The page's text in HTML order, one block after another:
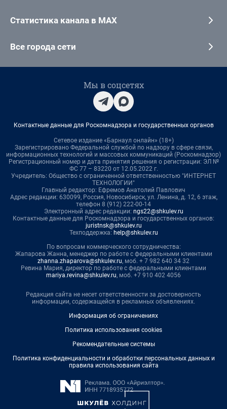
Статистика канала в MAX
Все города сети
Мы в соцсетях
Контактные данные для Роскомнадзора и государственных органов
Сетевое издание «Барнаул онлайн» (18+)
Зарегистрировано Федеральной службой по надзору в сфере связи,
информационных технологий и массовых коммуникаций (Роскомнадзор)
Регистрационный номер и дата принятия решения о регистрации: ЭЛ №
ФС 77 – 83220 от 12.05.2022 г.
Учредитель: Общество с ограниченной ответственностью "ИНТЕРНЕТ
ТЕХНОЛОГИИ"
Главный редактор: Ефремов Анатолий Павлович
Адрес редакции: 630099, Россия, Новосибирск, ул. Ленина, д. 12, 6 этаж,
телефон 8 (912) 222-00-14
Электронный адрес редакции: ngs22@shkulev.ru
Контактные данные для Роскомнадзора и государственных органов:
juristnsk@shkulev.ru
Техподдержка: help@shkulev.ru
По вопросам коммерческого сотрудничества:
Жапарова Жанна, менеджер по работе с федеральными клиентами
zhanna.zhaparova@shkulev.ru, моб. + 7 982 640 34 32
Ревина Мария, директор по работе с федеральными клиентами
mariya.revina@shkulev.ru, моб. +7 910 402 4056
Редакция сайта не несет ответственности за достоверность
информации, содержащейся в рекламных объявлениях.
Информация об ограничениях
Политика использования cookies
Рекомендательные системы
Политика конфиденциальности и обработки персональных данных и
правила использования сайта